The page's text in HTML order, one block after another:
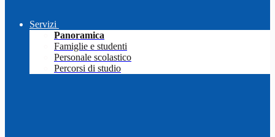
Servizi
Panoramica
Famiglie e studenti
Personale scolastico
Percorsi di studio